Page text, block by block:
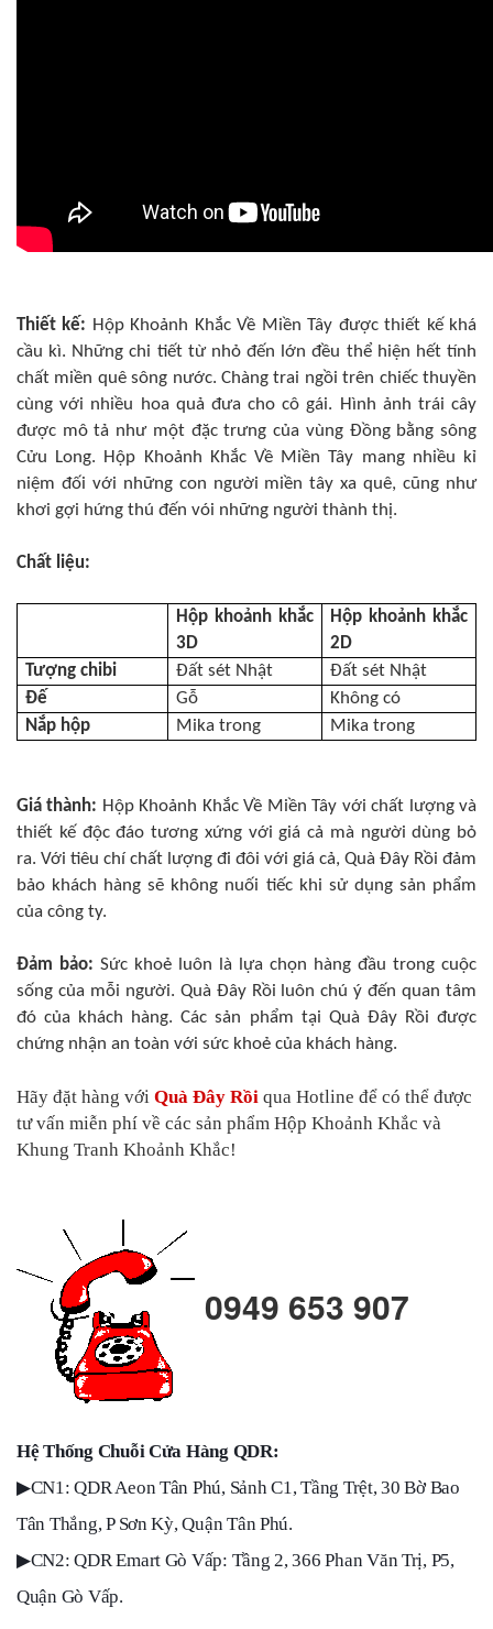
Thiết kế: Hộp Khoảnh Khắc Về Miền Tây được thiết kế khá
cầu kì. Những chi tiết từ nhỏ đến lớn đều thể hiện hết tính
chất miền quê sông nước. Chàng trai ngồi trên chiếc thuyền
cùng với nhiều hoa quả đưa cho cô gái. Hình ảnh trái cây
được mô tả như một đặc trưng của vùng Đồng bằng sông
Cửu Long. Hộp Khoảnh Khắc Về Miền Tây mang nhiều kỉ
niệm đối với những con người miền tây xa quê, cũng như
khơi gợi hứng thú đến vói những người thành thị.
Chất liệu:
Hộp khoảnh khắc
3D
Hộp khoảnh khắc
2D
Tượng chibi
Đất sét Nhật
Đất sét Nhật
Đế
Gỗ
Không có
Nắp hộp
Mika trong Mika trong
Giá thành: Hộp Khoảnh Khắc Về Miền Tây với chất lượng và
thiết kế độc đáo tương xứng với giá cả mà người dùng bỏ
ra. Với tiêu chí chất lượng đi đôi với giá cả, Quà Đây Rồi đảm
bảo khách hàng sẽ không nuối tiếc khi sử dụng sản phẩm
của công ty.
Đảm bảo: Sức khoẻ luôn là lựa chọn hàng đầu trong cuộc
sống của mỗi người. Quà Đây Rồi luôn chú ý đến quan tâm
đó của khách hàng. Các sản phẩm tại Quà Đây Rồi được
chứng nhận an toàn với sức khoẻ của khách hàng.
Hãy đặt hàng với Quà Đây Rồi qua Hotline để có thể được
tư vấn miễn phí về các sản phẩm Hộp Khoảnh Khắc và
Khung Tranh Khoảnh Khắc!
0949 653 907
Hệ Thống Chuỗi Cửa Hàng QDR:
▶CN1: QDR Aeon Tân Phú, Sảnh C1, Tầng Trệt, 30 Bờ Bao
Tân Thắng, P Sơn Kỳ, Quận Tân Phú.
▶CN2: QDR Emart Gò Vấp: Tầng 2, 366 Phan Văn Trị, P5,
Quận Gò Vấp.